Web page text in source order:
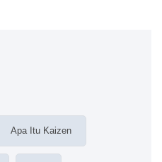
Apa Itu Kaizen